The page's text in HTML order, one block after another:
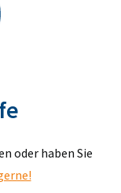
oder haben Sie